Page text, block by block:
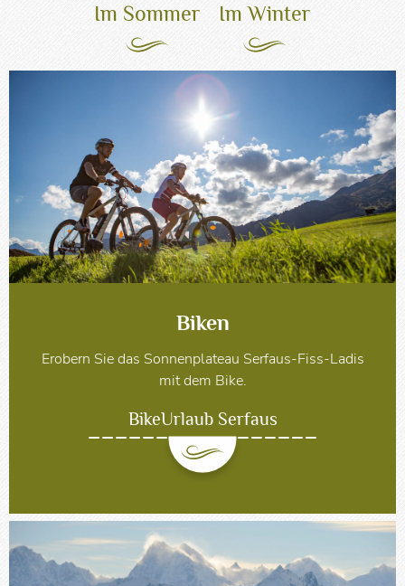
Im Sommer Im Winter
Biken
Erobern Sie das Sonnenplateau Serfaus-Fiss-Ladis
mit dem Bike.
BikeUrlaub Serfaus